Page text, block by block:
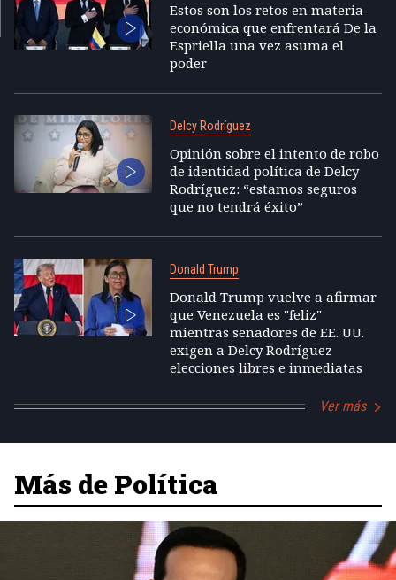
Estos son los retos en materia
económica que enfrentará De la
Espriella una vez asuma el
poder
Delcy Rodríguez
Opinión sobre el intento de robo
de identidad política de Delcy
Rodríguez: “estamos seguros
que no tendrá éxito”
Donald Trump
Donald Trump vuelve a afirmar
que Venezuela es "feliz"
mientras senadores de EE. UU.
exigen a Delcy Rodríguez
elecciones libres e inmediatas
Ver más
Más de Política